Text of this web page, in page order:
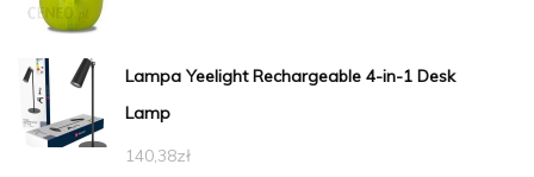
Lampa Yeelight Rechargeable 4-in-1 Desk
Lamp
140,38zł